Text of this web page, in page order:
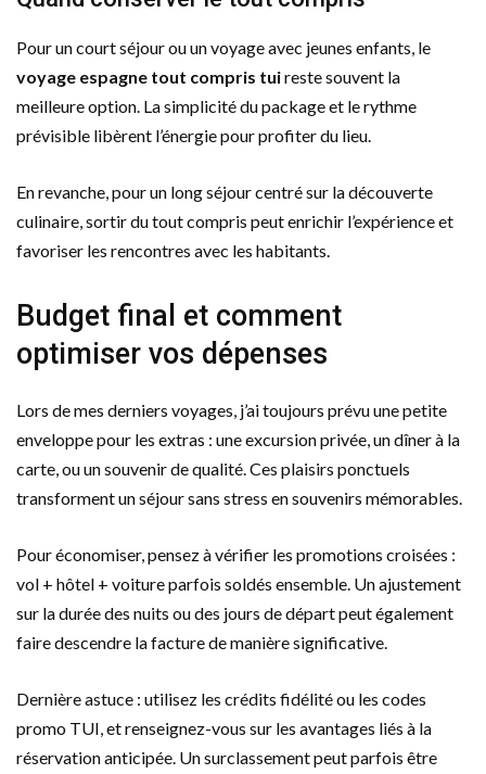
Pour un court séjour ou un voyage avec jeunes enfants, le
voyage espagne tout compris tuireste souvent la
meilleure option. La simplicité du package et le rythme
prévisible libèrent l’énergie pour profiter du lieu.
En revanche, pour un long séjour centré sur la découverte
culinaire, sortir du tout compris peut enrichir l’expérience et
favoriser les rencontres avec les habitants.
Budget final et comment
optimiser vos dépenses
Lors de mes derniers voyages, j’ai toujours prévu une petite
enveloppe pour les extras : une excursion privée, un dîner à la
carte, ou un souvenir de qualité. Ces plaisirs ponctuels
transforment un séjour sans stress en souvenirs mémorables.
Pour économiser, pensez à vérifier les promotions croisées :
vol + hôtel + voiture parfois soldés ensemble. Un ajustement
sur la durée des nuits ou des jours de départ peut également
faire descendre la facture de manière significative.
Dernière astuce : utilisez les crédits fidélité ou les codes
promo TUI, et renseignez-vous sur les avantages liés à la
réservation anticipée. Un surclassement peut parfois être